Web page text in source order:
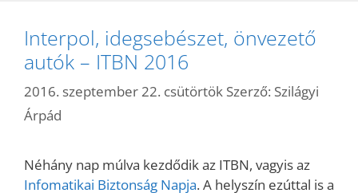
Interpol, idegsebészet, önvezető
autók – ITBN 2016
2016. szeptember 22. csütörtök Szerző: Szilágyi
Árpád
Néhány nap múlva kezdődik az ITBN, vagyis az
Infomatikai Biztonság Napja. A helyszín ezúttal is a